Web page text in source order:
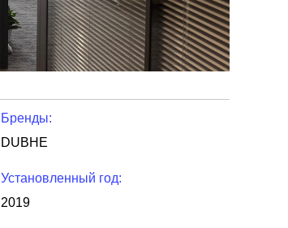
Бренды:
DUBHE
Установленный год:
2019